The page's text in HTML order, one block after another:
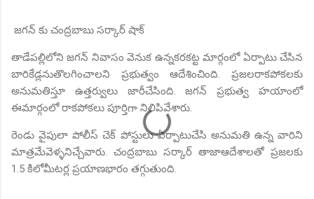
జగన్ కు చంద్రబాబు సర్కార్ షాక్
తాడేపల్లిలోని జగన్ నివాసం వెనుక ఉన్నకరకట్ట మార్గంలో ఏర్పాటు చేసిన
బారికేడ్లనుతొలగించాలని ప్రభుత్వం ఆదేశించింది. ప్రజలరాకపోకలకు
అనుమతిస్తూ ఉత్తర్వులు జారీచేసింది. జగన్ ప్రభుత్వ హయాంలో
ఈమార్గంలో రాకపోకలు పూర్తిగా నిలిపివేశారు.
రెండు వైపులా పోలీస్ చెక్ పోస్టులు ఏర్పాటుచేసి అనుమతి ఉన్న వారిని
మాత్రమేవెళ్ళనిచ్చేవారు. చంద్రబాబు సర్కార్ తాజాఆదేశాలతో ప్రజలకు
1.5 కిలోమీటర్ల ప్రయాణభారం తగ్గుతుంది.